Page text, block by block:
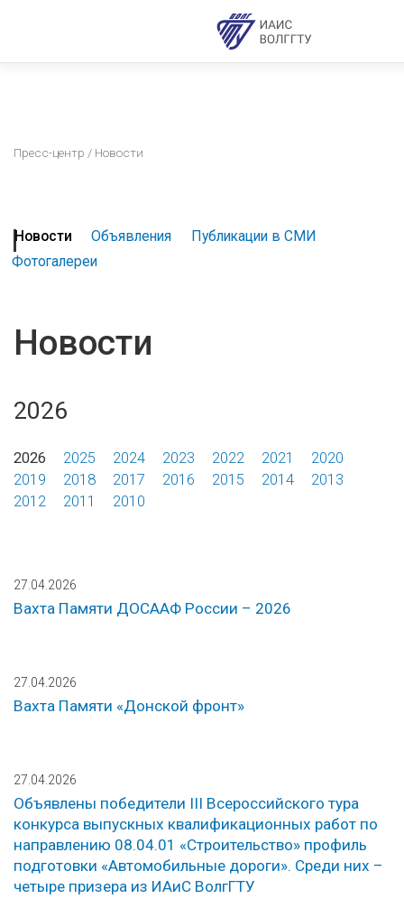
Пресс-центр / Новости
Новости Объявления
Публикации в СМИ
Фотогалереи
Новости
2026
2026 2025 2024 2023 2022 2021
2020
2019
2018 2017 2016 2015 2014
2013
2012
2011 2010
27.04.2026
Вахта Памяти ДОСААФ России – 2026
27.04.2026
Вахта Памяти «Донской фронт»
27.04.2026
Объявлены победители III Всероссийского тура
конкурса выпускных квалификационных работ по
направлению 08.04.01 «Строительство» профиль
подготовки «Автомобильные дороги». Среди них –
четыре призера из ИАиС ВолгГТУ